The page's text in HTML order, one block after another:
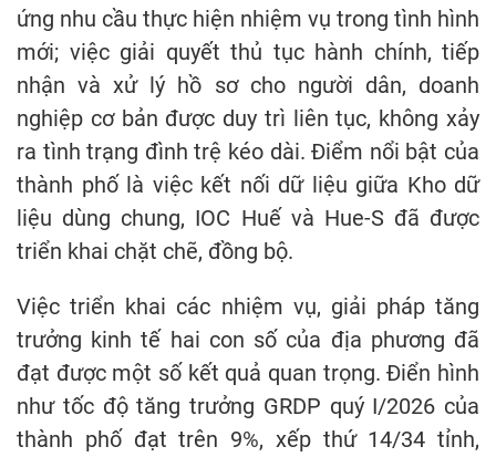
ứng nhu cầu thực hiện nhiệm vụ trong tình hình
mới; việc giải quyết thủ tục hành chính, tiếp
nhận và xử lý hồ sơ cho người dân, doanh
nghiệp cơ bản được duy trì liên tục, không xảy
ra tình trạng đình trệ kéo dài. Điểm nổi bật của
thành phố là việc kết nối dữ liệu giữa Kho dữ
liệu dùng chung, IOC Huế và Hue-S đã được
triển khai chặt chẽ, đồng bộ.
Việc triển khai các nhiệm vụ, giải pháp tăng
trưởng kinh tế hai con số của địa phương đã
đạt được một số kết quả quan trọng. Điển hình
như tốc độ tăng trưởng GRDP quý I/2026 của
thành phố đạt trên 9%, xếp thứ 14/34 tỉnh,